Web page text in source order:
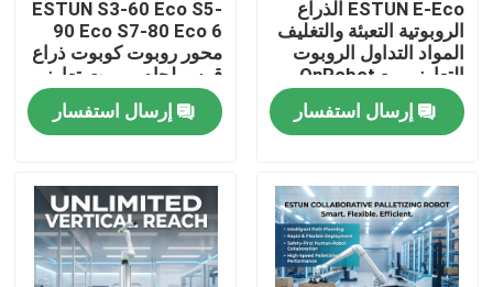
المنزل
المنتجات
فيديوهات
ESTUN E-Eco الذراع
الروبوتية التعبئة والتغليف
المواد التداول الروبوت
التعاوني مع OnRobot
المقبض
إرسال استفسار
ESTUN S3-60 Eco S5-
90 Eco S7-80 Eco 6
محور روبوت كوبوت ذراع
قوس لحام روبوت تعاوني
CNGBS محرك تحديد
المواقع لحامإرسال استفسار